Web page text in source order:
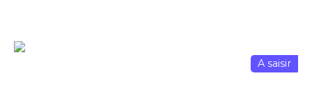
A saisir